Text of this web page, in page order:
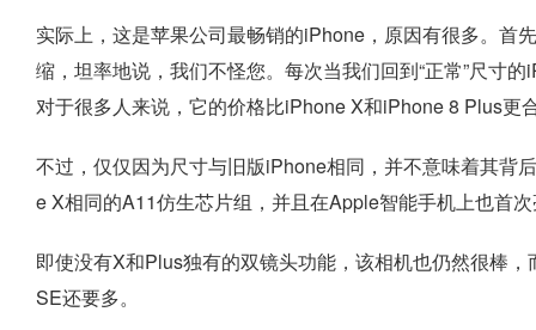
实际上，这是苹果公司最畅销的iPhone，原因有很多。首
缩，坦率地说，我们不怪您。每次当我们回到“正常”尺寸
对于很多人来说，它的价格比iPhone X和iPhone 8 Plus更
不过，仅仅因为尺寸与旧版iPhone相同，并不意味着其背
e X相同的A11仿生芯片组，并且在Apple智能手机上也首
即使没有X和Plus独有的双镜头功能，该相机也仍然很棒
SE还要多。